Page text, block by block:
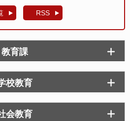
RSS
教育課
校教育
会教育